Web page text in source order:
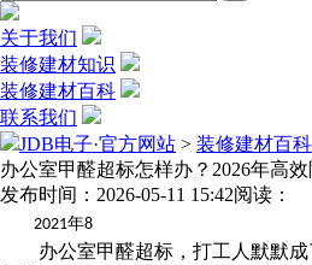
关于我们
装修建材知识
装修建材百科
联系我们
JDB电子·官方网站 > 装修建材百科
办公室甲醛超标怎样办？2026年高
发布时间：2026-05-11 15:42阅读：
2021年8
办公室甲醛超标，打工人默默成